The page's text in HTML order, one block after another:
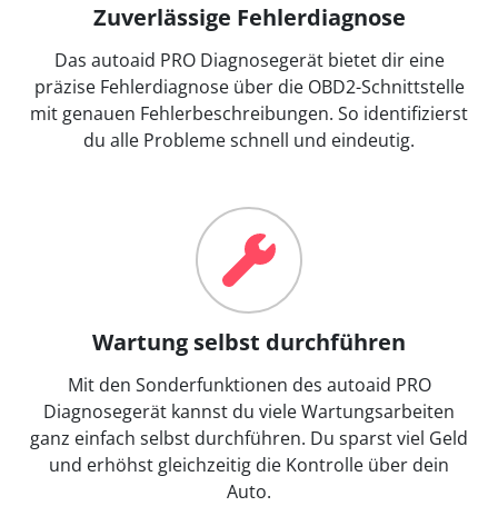
Zuverlässige Fehlerdiagnose
Das autoaid PRO Diagnosegerät bietet dir eine
präzise Fehlerdiagnose über die OBD2-Schnittstelle
mit genauen Fehlerbeschreibungen. So identifizierst
du alle Probleme schnell und eindeutig.
Wartung selbst durchführen
Mit den Sonderfunktionen des autoaid PRO
Diagnosegerät kannst du viele Wartungsarbeiten
ganz einfach selbst durchführen. Du sparst viel Geld
und erhöhst gleichzeitig die Kontrolle über dein
Auto.